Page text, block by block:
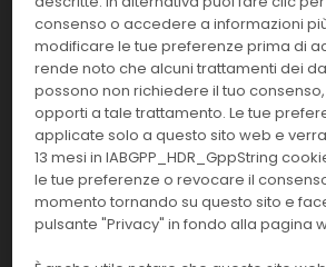
Confezione:
2x2,7 ml.
Linea:
IMM
Effettua ilLOGINper acquistare.
A24294 HbsaG Controllo 2 livelli
Confezione:
Linea:
consenso o accedere a informazioni
modificare le tue preferenze prima di
rende noto che alcuni trattamenti dei
possono non richiedere il tuo
opporti a tale trattamento. Le tue
applicate solo a questo sito web e
13 mesi in IABGPP_HDR_GppString
le tue preferenze o revocare il
momento tornando su questo sito e
pulsante "Privacy" in fondo alla pagina